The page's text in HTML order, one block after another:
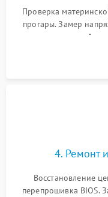
Проверка
прогары. Замер
оперативной
диагностического
4. Ремонт
Восстановление
перепрошивка BIOS.